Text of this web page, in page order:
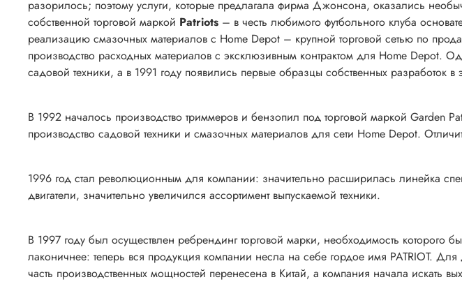
разорилось; поэтому услуги, которые предлагала фирма Джонсона, оказались
собственной торговой маркой Patriots – в честь любимого футбольного клубa
реализацию смазочных материалов с Home Depot – крупной торговой сетью по
производство расходных материалов с эксклюзивным контрактом для Home
садовой техники, а в 1991 году появились первые образцы собственных разработок в
В 1992 началось производство триммеров и бензопил под торговой маркой
производство садовой техники и смазочных материалов для сети Home Depot.
1996 год стал революционным для компании: значительно расширилась линейка
двигатели, значительно увеличился ассортимент выпускаемой техники.
В 1997 году был осуществлен ребрендинг торговой марки, необходимость которого
лаконичнее: теперь вся продукция компании несла на себе гордое имя PATRIOT.
часть производственных мощностей перенесена в Китай, а компания начала